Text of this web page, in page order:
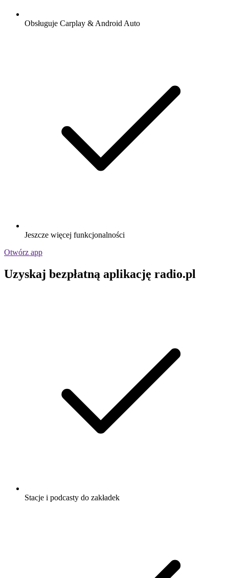
Obsługuje Carplay & Android Auto
Jeszcze więcej funkcjonalności
Otwórz app
Uzyskaj bezpłatną aplikację radio.pl
Stacje i podcasty do zakładek